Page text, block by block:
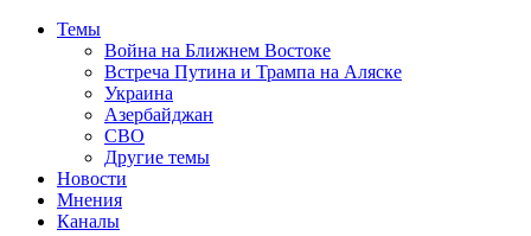
Темы
Война на Ближнем Востоке
Встреча Путина и Трампа на Аляске
Украина
Азербайджан
СВО
Другие темы
Новости
Мнения
Каналы